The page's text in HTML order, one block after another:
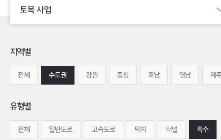
토목 사업
지역별
전체 수도권 강원 충청 호남 영남 제
유형별
전체 일반도로 고속도로 택지 터널 특수